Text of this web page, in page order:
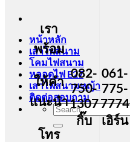
หน้าหลัก
เสาไฟสนาม
โคมไฟสนาม
หลอดไฟ E27
เสาไฟสนามหญ้า
ติดต่อสอบถาม
Search
for:
เรา
พร้อม
ให้คำ
แนะนำ
โทร
082-
750-
1307
กิ๊บ
061-
775-
7774
เอิร์น